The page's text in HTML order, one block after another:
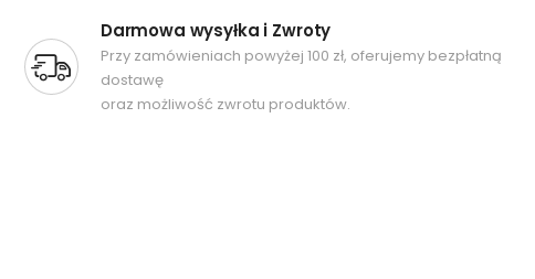
Darmowa wysyłka i Zwroty
Przy zamówieniach powyżej 100 zł, oferujemy bezpłatną
dostawę
oraz możliwość zwrotu produktów.